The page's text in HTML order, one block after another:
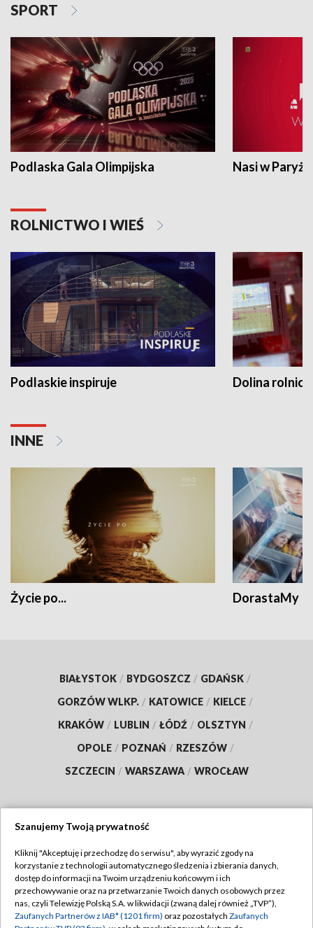
SPORT
Podlaska Gala Olimpijska Nasi w Paryżu
ROLNICTWO I WIEŚ
Podlaskie inspiruje Dolina
INNE
Życie po... DorastaMy
BIAŁYSTOK / BYDGOSZCZ / GDAŃSK /
GORZÓW WLKP. / KATOWICE / KIELCE /
KRAKÓW / LUBLIN / ŁÓDŹ / OLSZTYN /
OPOLE / POZNAŃ / RZESZÓW /
SZCZECIN / WARSZAWA / WROCŁAW
TVP
Abonament TVP
Emisja w TVP
Regulamin TVP
Polityka prywatności
Szanujemy Twoją prywatność
Kliknij "Akceptuję i przechodzę do serwisu", aby wyrazić zgody na
korzystanie z technologii automatycznego śledzenia i zbierania danych,
dostęp do informacji na Twoim urządzeniu końcowym i ich
przechowywanie oraz na przetwarzanie Twoich danych osobowych przez
nas, czyli Telewizję Polską S.A. w likwidacji (zwaną dalej również „TVP”),
Zaufanych Partnerów z IAB* (1201 firm) oraz pozostałych Zaufanych